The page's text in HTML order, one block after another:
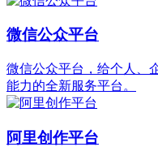
微信公众平台
微信公众平台，给个人、
能力的全新服务平台。
阿里创作平台